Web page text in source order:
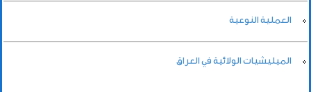
العملية النوعية
الميليشيات الولائية في العراق